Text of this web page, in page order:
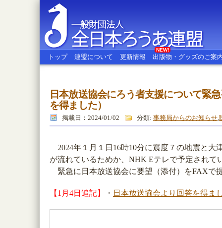
全日本ろうあ連盟
トップ 連盟について 更新情報 出版物・グッズのご案
NEW!
日本放送協会にろう者支援について緊
を得ました）
掲載日：2024/01/02 分類: 事務局からのお知らせ,
2024年１月１日16時10分に震度７の地震と大
が流れているためか、NHK Eテレで予定されて
緊急に日本放送協会に要望（添付）をFAXで
【1月4日追記】 ・ 日本放送協会より回答を得ま